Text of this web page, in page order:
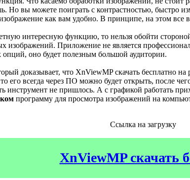
Но вы можете поиграть с контрастностью, быстро
как вам удобно. В принципе, на этом все
интересную функцию, то нельзя обойти
изображений. Приложение не является
оно будет полезным большой аудитории.
доказывает, что XnViewMP скачать бесплатно
его всегда через ПО можно будет открыть, после
инструмент не пришлось. А с графикой работать
программу для просмотра изображений на
Ссылка на загрузку
XnViewMP скачать